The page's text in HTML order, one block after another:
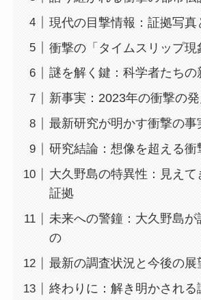
現代の目撃情報：証拠写真
衝撃の「タイムスリップ現
謎を解く鍵：科学者たちの
新事実：2023年の衝撃の
最新研究が明かす衝撃の事
研究結論：想像を超える衝
大久野島の特異性：見えて
証拠
未来への警鐘：大久野島が
の
最新の調査状況と今後の展
終わりに：解き明かされる